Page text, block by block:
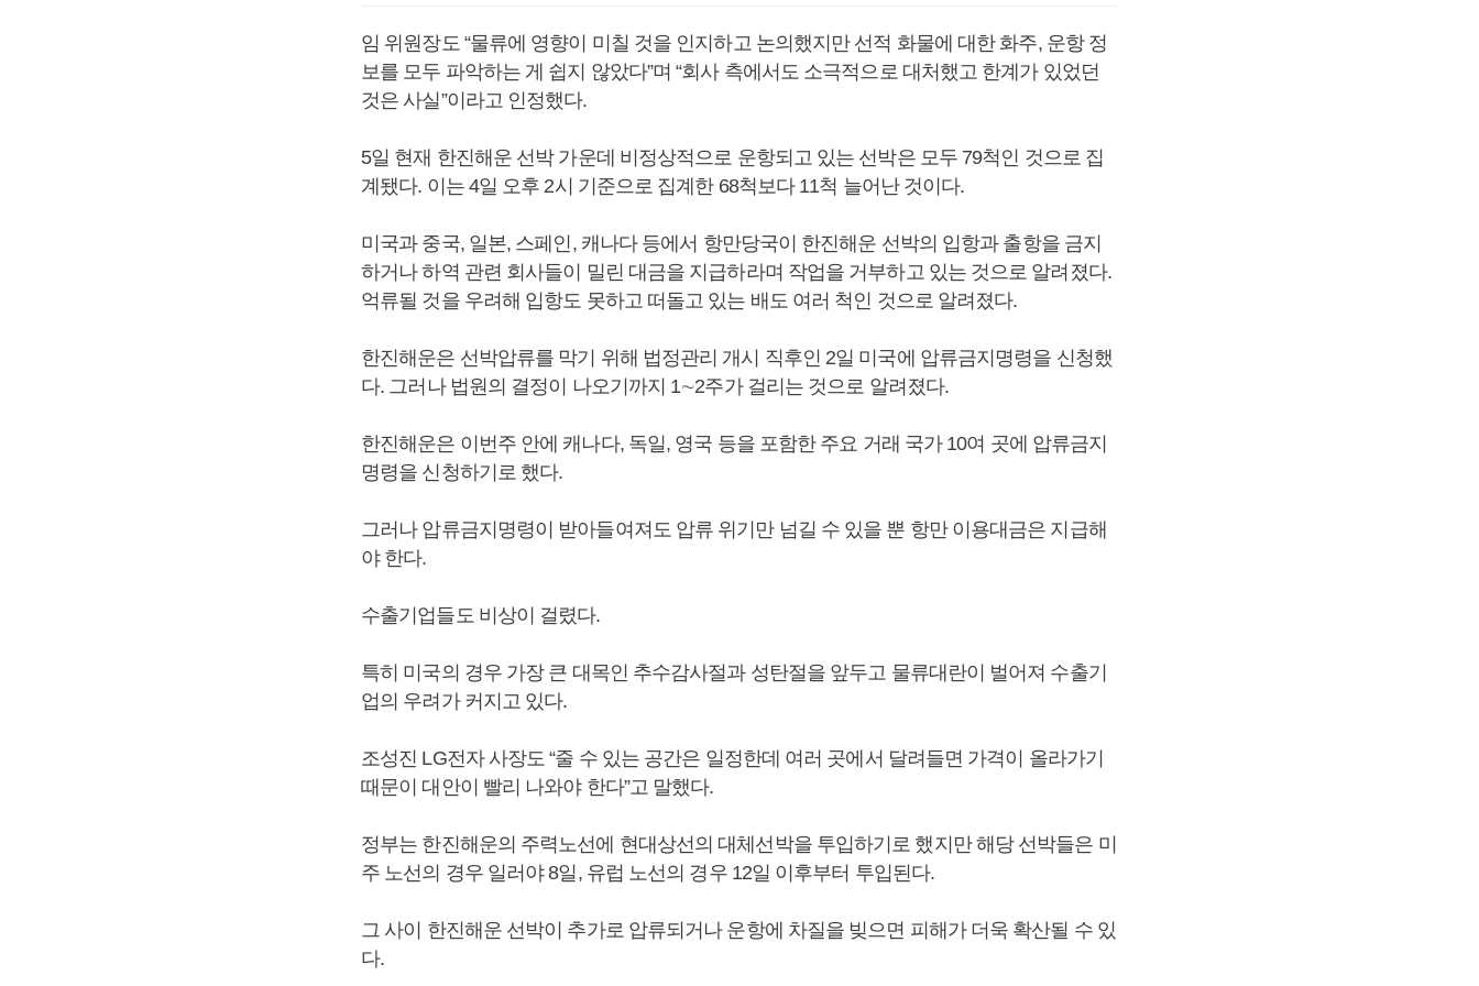
임 위원장도 “물류에 영향이 미칠 것을 인지하고 논의했지만 선적 화물에 대한 화주, 운항 정
보를 모두 파악하는 게 쉽지 않았다”며 “회사 측에서도 소극적으로 대처했고 한계가 있었던
것은 사실”이라고 인정했다.
5일 현재 한진해운 선박 가운데 비정상적으로 운항되고 있는 선박은 모두 79척인 것으로 집
계됐다. 이는 4일 오후 2시 기준으로 집계한 68척보다 11척 늘어난 것이다.
미국과 중국, 일본, 스페인, 캐나다 등에서 항만당국이 한진해운 선박의 입항과 출항을 금지
하거나 하역 관련 회사들이 밀린 대금을 지급하라며 작업을 거부하고 있는 것으로 알려졌다.
억류될 것을 우려해 입항도 못하고 떠돌고 있는 배도 여러 척인 것으로 알려졌다.
한진해운은 선박압류를 막기 위해 법정관리 개시 직후인 2일 미국에 압류금지명령을 신청했
다. 그러나 법원의 결정이 나오기까지 1∼2주가 걸리는 것으로 알려졌다.
한진해운은 이번주 안에 캐나다, 독일, 영국 등을 포함한 주요 거래 국가 10여 곳에 압류금지
명령을 신청하기로 했다.
그러나 압류금지명령이 받아들여져도 압류 위기만 넘길 수 있을 뿐 항만 이용대금은 지급해
야 한다.
수출기업들도 비상이 걸렸다.
특히 미국의 경우 가장 큰 대목인 추수감사절과 성탄절을 앞두고 물류대란이 벌어져 수출기
업의 우려가 커지고 있다.
조성진 LG전자 사장도 “줄 수 있는 공간은 일정한데 여러 곳에서 달려들면 가격이 올라가기
때문이 대안이 빨리 나와야 한다”고 말했다.
정부는 한진해운의 주력노선에 현대상선의 대체선박을 투입하기로 했지만 해당 선박들은 미
주 노선의 경우 일러야 8일, 유럽 노선의 경우 12일 이후부터 투입된다.
그 사이 한진해운 선박이 추가로 압류되거나 운항에 차질을 빚으면 피해가 더욱 확산될 수 있
다.